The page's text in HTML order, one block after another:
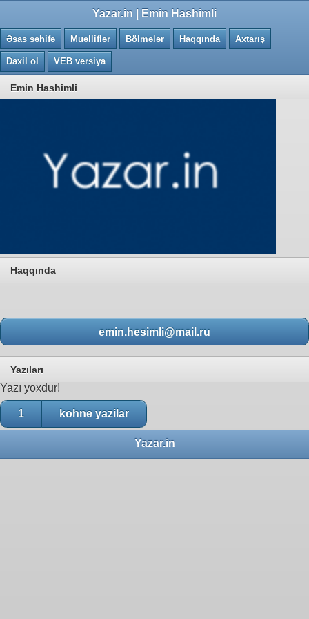
Yazar.in | Emin Hashimli
Əsas səhifə Muəlliflər Bölmələr Haqqında Axtarış
Daxil ol VEB versiya
Emin Hashimli
Haqqında
emin.hesimli@mail.ru
Yazıları
Yazı yoxdur!
1 kohne yazilar
Yazar.in